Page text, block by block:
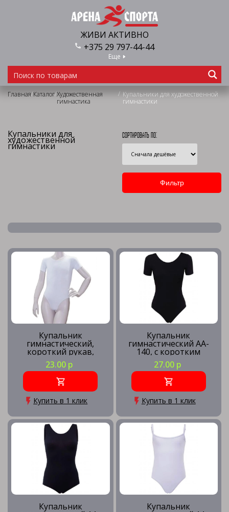
ЖИВИ АКТИВНО
+375 29 797-44-44
Еще
Главная/Каталог/Художественная
гимнастика
/ Купальники для художественной
гимнастики
Купальники для
художественной
гимнастики
Сортировать по:
Купальник
гимнастический,
короткий рукав,
белый, х/б, р. 38
23.00 р
Купить в 1 клик
Купальник
гимнастический AA-
140, с коротким
рукавом, хлопок,
черный (28-34)
27.00 р
Купить в 1 клик
Купальник Купальник